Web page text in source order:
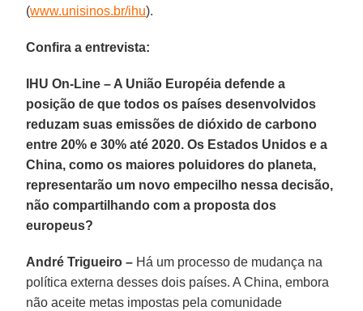
(www.unisinos.br/ihu).
Confira a entrevista:
IHU On-Line – A União Européia defende a
posição de que todos os países desenvolvidos
reduzam suas emissões de dióxido de carbono
entre 20% e 30% até 2020. Os Estados Unidos e a
China, como os maiores poluidores do planeta,
representarão um novo empecilho nessa decisão,
não compartilhando com a proposta dos
europeus?
André Trigueiro – Há um processo de mudança na
política externa desses dois países. A China, embora
não aceite metas impostas pela comunidade